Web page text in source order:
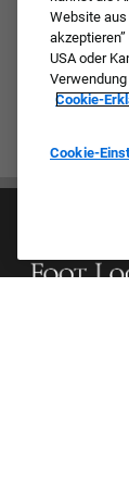
Website
USA oder
Cookie-
Cookie-